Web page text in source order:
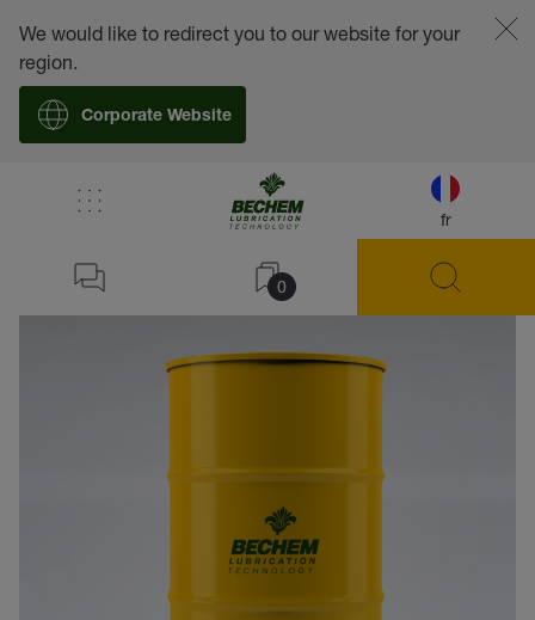
fr
0
We would like to redirect you to our website for your
region.
Corporate Website